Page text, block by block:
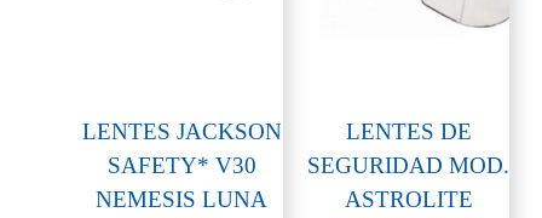
LENTES JACKSON
SAFETY* V30
NEMESIS LUNA
LENTES DE
SEGURIDAD MOD.
ASTROLITE